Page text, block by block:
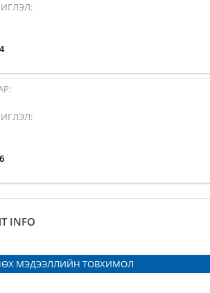
INFO
МЭДЭЭЛЛИЙН ТОВХИМОЛ